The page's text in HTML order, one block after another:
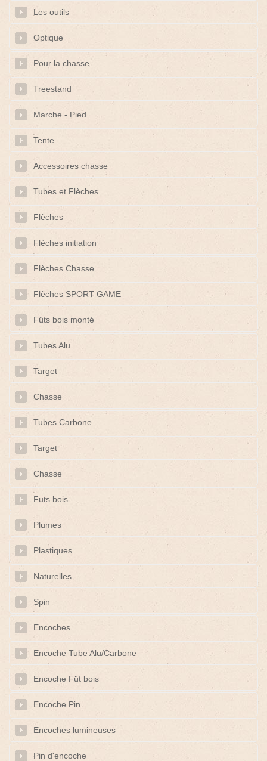
Les outils
Optique
Pour la chasse
Treestand
Marche - Pied
Tente
Accessoires chasse
Tubes et Flèches
Flèches
Flèches initiation
Flèches Chasse
Flèches SPORT GAME
Fûts bois monté
Tubes Alu
Target
Chasse
Tubes Carbone
Target
Chasse
Futs bois
Plumes
Plastiques
Naturelles
Spin
Encoches
Encoche Tube Alu/Carbone
Encoche Füt bois
Encoche Pin
Encoches lumineuses
Pin d'encoche